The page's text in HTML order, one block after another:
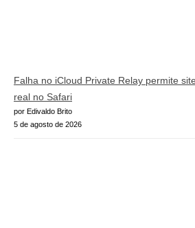
Falha no iCloud Private Relay permite
real no Safari
por Edivaldo Brito
5 de agosto de 2026